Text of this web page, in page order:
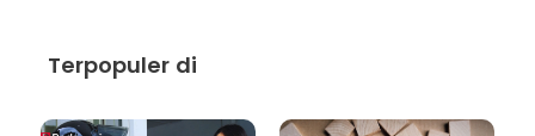
Terpopuler di